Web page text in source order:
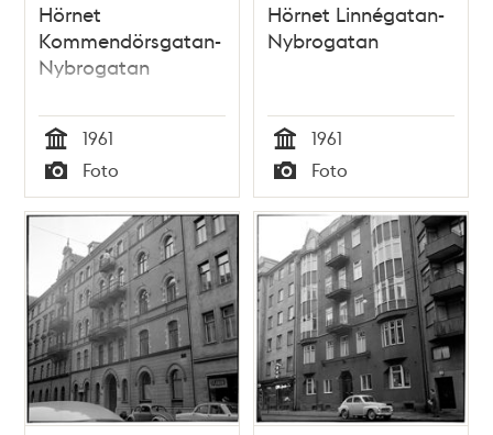
Hörnet
Kommendörsgatan-
Nybrogatan
Tid
1961
Typ
Foto
Hörnet Linnégatan-
Nybrogatan
Tid
1961
Typ
Foto